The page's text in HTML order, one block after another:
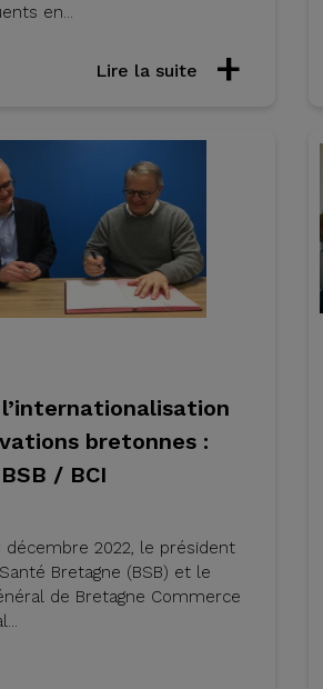
en...
Lire la suite
bretonnes :
/ BCI
décembre 2022, le président
Bretagne (BSB) et le
de Bretagne Commerce